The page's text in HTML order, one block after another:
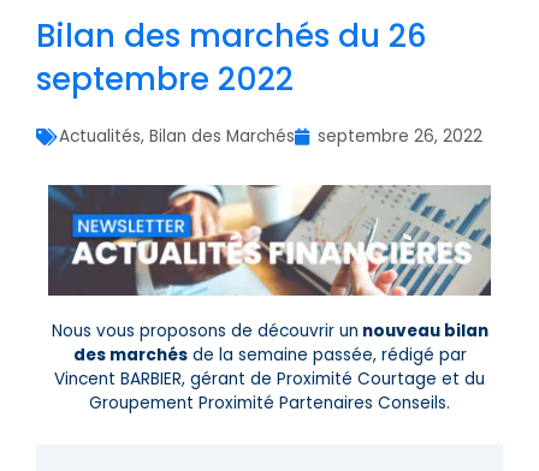
Bilan des marchés du 26
septembre 2022
Actualités, Bilan des Marchés septembre 26, 2022
Nous vous proposons de découvrir un nouveau bilan
des marchésde la semaine passée, rédigé par
Vincent BARBIER, gérant de Proximité Courtage et du
Groupement Proximité Partenaires Conseils.